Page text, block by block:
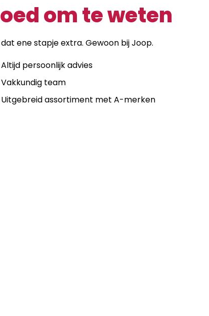
om te weten
ene stapje extra. Gewoon bij Joop.
Altijd persoonlijk advies
Vakkundig team
Uitgebreid assortiment met A-merken